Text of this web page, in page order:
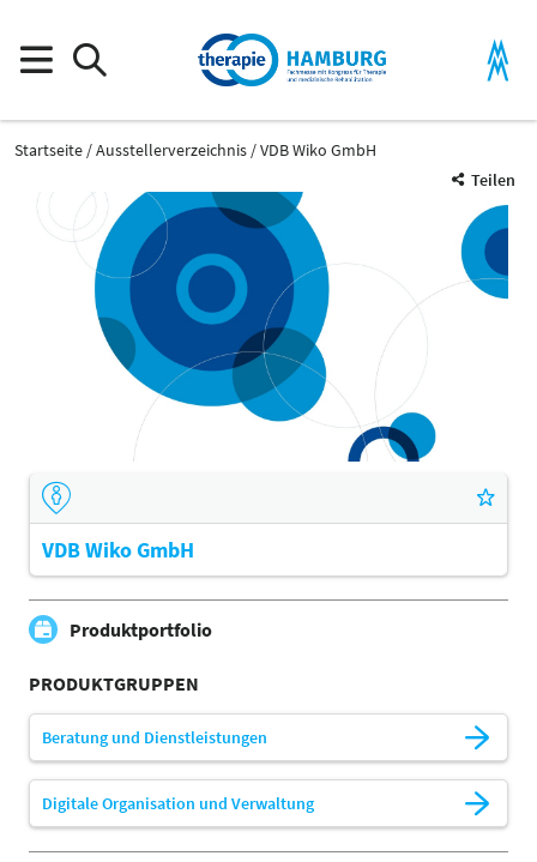
Startseite Ausstellerverzeichnis
VDB Wiko GmbH
Teilen
VDB Wiko GmbH
Produktportfolio
PRODUKTGRUPPEN
Beratung und Dienstleistungen
Digitale Organisation und Verwaltung